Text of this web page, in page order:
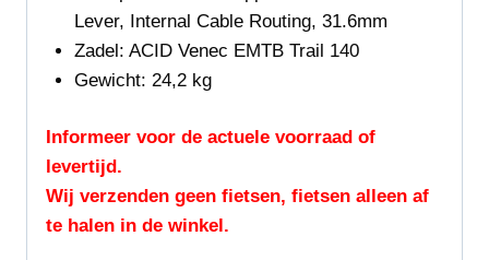
Lever, Internal Cable Routing, 31.6mm
Zadel: ACID Venec EMTB Trail 140
Gewicht: 24,2kg
Informeer voor de actuele voorraad of
levertijd.
Wij verzenden geen fietsen, fietsen alleen af
te halen in de winkel.